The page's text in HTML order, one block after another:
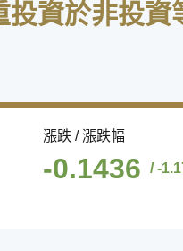
投資於非投
漲跌 / 漲跌幅
-0.1436 / -